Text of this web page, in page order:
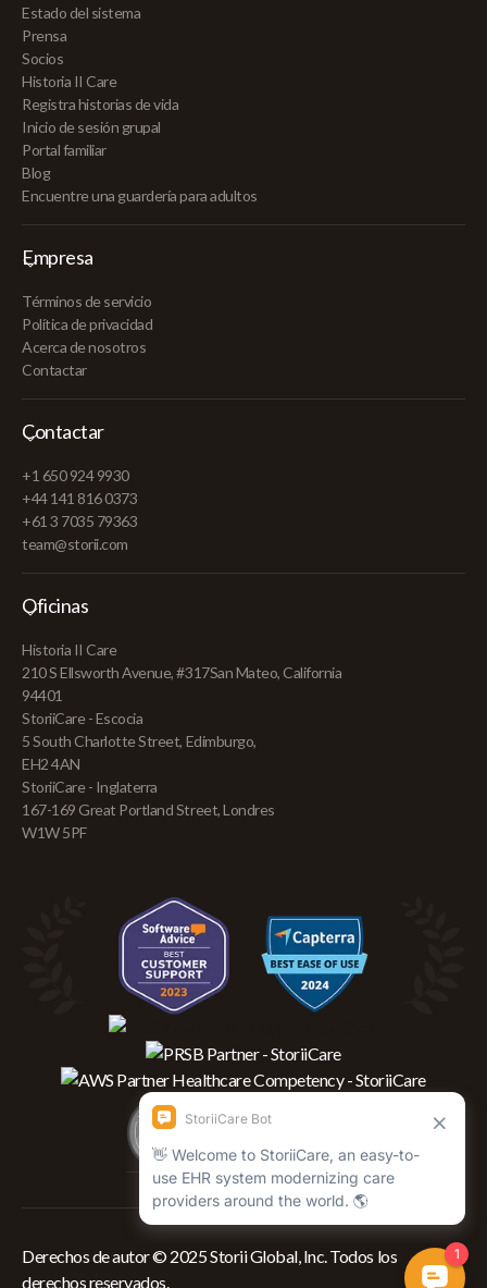
Estado del sistema
Prensa
Socios
Historia II Care
Registra historias de vida
Inicio de sesión grupal
Portal familiar
Blog
Encuentre una guardería para adultos
Empresa
Términos de servicio
Política de privacidad
Acerca de nosotros
Contactar
Contactar
+1 650 924 9930
+44 141 816 0373
+61 3 7035 79363
team@storii.com
Oficinas
Historia II Care
210 S Ellsworth Avenue, #317San Mateo, California
94401
StoriiCare - Escocia
5 South Charlotte Street, Edimburgo,
EH2 4AN
StoriiCare - Inglaterra
167-169 Great Portland Street, Londres
W1W 5PF
Derechos de autor © 2025 Storii Global, Inc. Todos los
derechos reservados.